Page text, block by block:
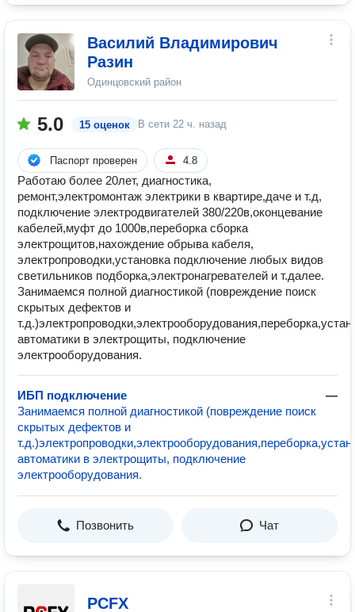
Василий Владимирович
Разин
Одинцовский район
5.0 15 оценок В сети 22 ч. назад
Паспорт проверен 4.8
Работаю более 20лет, диагностика,
ремонт,электромонтаж электрики в квартире,даче и т.д,
подключение электродвигателей 380/220в,оконцевание
кабелей,муфт до 1000в,переборка сборка
электрощитов,нахождение обрыва кабеля,
электропроводки,установка подключение любых видов
светильников подборка,электронагревателей и т.далее.
Занимаемся полной диагностикой (повреждение поиск
скрытых дефектов и
автоматики в электрощиты, подключение
электрооборудования.
ИБП подключение
—
Занимаемся полной диагностикой (повреждение поиск
скрытых дефектов и
автоматики в электрощиты, подключение
электрооборудования.
Позвонить Чат
PCFX